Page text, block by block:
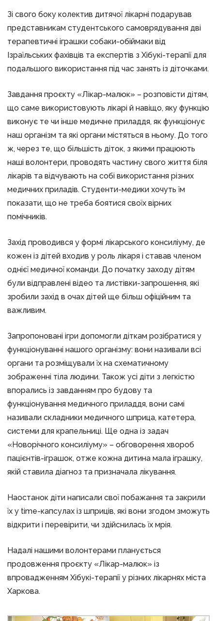
Зі свого боку колектив дитячої лікарні подарував
представникам студентського самоврядування дві
терапевтичні іграшки собаки-обіймаки від
Ізраїльських фахівців та експертів з Хібукі-терапії для
подальшого використання під час занять із діточками.
Завдання проєкту «Лікар-малюк» – розповісти дітям,
що саме використовують лікарі й навіщо, яку функцію
виконує те чи інше медичне приладдя, як функціонує
наш організм та які органи містяться в ньому. До того
ж, через те, що більшість діток, з якими працюють
наші волонтери, проводять частину свого життя біля
лікарів та відчувають на собі використання різних
медичних приладів. Студенти-медики хочуть їм
показати, що не треба боятися своїх вірних
помічників.
Захід проводився у формі лікарського консиліуму, де
кожен із дітей входив у роль лікаря і ставав членом
однієї медичної команди. До початку заходу дітям
були відправлені відео та листівки-запрошення, які
зробили захід в очах дітей ще більш офіційним та
важливим.
Запропоновані ігри допомогли діткам розібратися у
функціонуванні нашого організму: вони називали всі
органи та розміщували їх на схематичному
зображенні тіла людини. Також усі діти з легкістю
впорались із завданням про будову та
функціонування медичного приладдя, вони самі
називали складники медичного шприца, катетера,
системи для крапельниці. Ще одна із задач
«Новорічного консиліуму» – обговорення хвороб
пацієнтів-іграшок, отже кожна дитина мала іграшку,
якій ставила діагноз та призначала лікування.
Наостанок діти написали свої побажання та закрили
їх у time-капсулах із шприців, які вони згодом зможуть
відкрити і перевірити, чи здійснилась їх мрія.
Надалі нашими волонтерами планується
продовження проєкту «Лікар-малюк» із
впровадженням Хібукі-терапії у різних лікарнях міста
Харкова.